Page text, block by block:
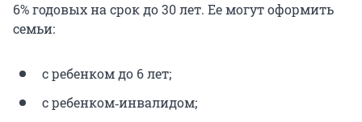
6% годовых на срок до 30 лет. Ее могут оформить
семьи:
с ребенком до 6 лет;
с ребенком‑инвалидом;